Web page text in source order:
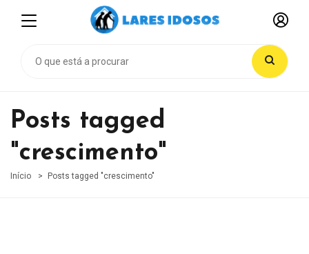
Posts tagged
"crescimento"
Início Posts tagged "crescimento"